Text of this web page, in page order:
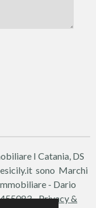
I Catania, DS
sono Marchi
- Dario
-Privacy &